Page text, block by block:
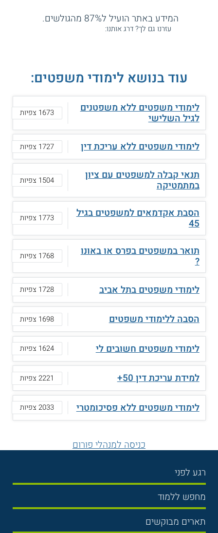
המידע באתר הועיל ל87% מהגולשים.
עזרנו גם לך? דרג אותנו:
עוד בנושא לימודי משפטים:
לימודי משפטים ללא משפטנים
לגיל השלישי 1673 צפיות
לימודי משפטים ללא עריכת דין 1727 צפיות
תנאי קבלה למשפטים עם ציון
במתמטיקה 1504 צפיות
הסבת אקדמאים למשפטים בגיל
45 1773 צפיות
תואר במשפטים בפרס או באונו
? 1768 צפיות
לימודי משפטים בתל אביב 1728 צפיות
הסבה ללימודי משפטים 1698 צפיות
לימודי משפטים חשובים לי 1624 צפיות
למידת עריכת דין 50+ 2221 צפיות
לימודי משפטים ללא פסיכומטרי 2033 צפיות
כניסה למנהלי פורום
רגע לפני
בחירת לימודים
תנאי קבלה
שכר לימוד
מחפש ללמוד
תואר ראשון
תארים מבוקשים